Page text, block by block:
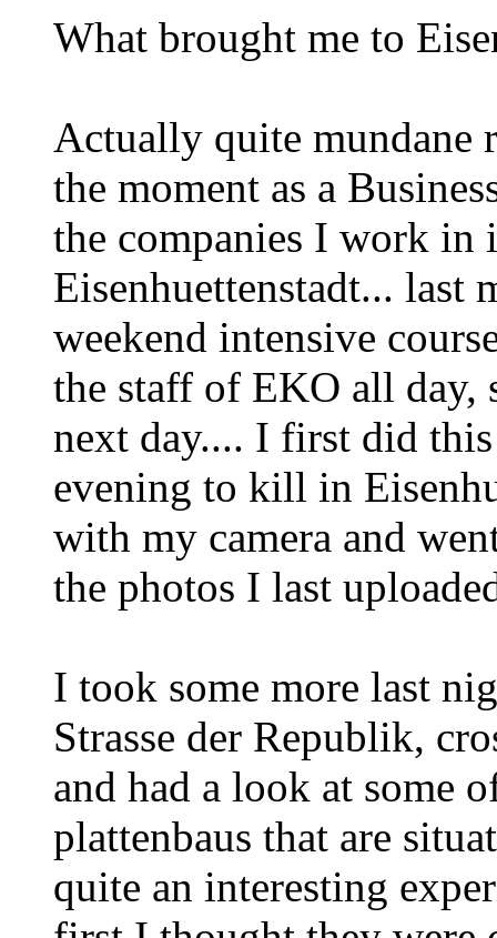
What brought me to
Actually quite mundane
the moment as a
the companies I work in
Eisenhuettenstadt... last
weekend intensive
the staff of EKO all day,
next day.... I first did
evening to kill in
with my camera and
the photos I last
I took some more last
Strasse der Republik,
and had a look at some
plattenbaus that are
quite an interesting